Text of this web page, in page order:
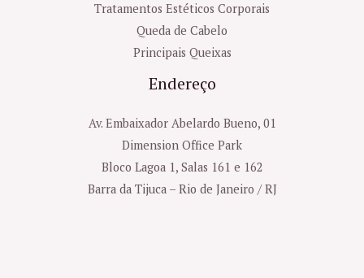
Tratamentos Estéticos Corporais
Queda de Cabelo
Principais Queixas
Endereço
Av. Embaixador Abelardo Bueno, 01
Dimension Office Park
Bloco Lagoa 1, Salas 161 e 162
Barra da Tijuca – Rio de Janeiro / RJ